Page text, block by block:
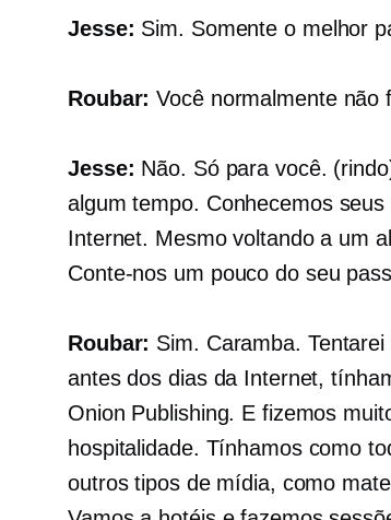
Jesse: Sim. Somente o melhor
Roubar: Você normalmente não
Jesse: Não. Só para você.
algum tempo. Conhecemos
Internet. Mesmo voltando a um
Conte-nos um pouco do seu
Roubar: Sim. Caramba.
antes dos dias da Internet,
Onion Publishing. E fizemos
hospitalidade. Tínhamos como
outros tipos de mídia, como